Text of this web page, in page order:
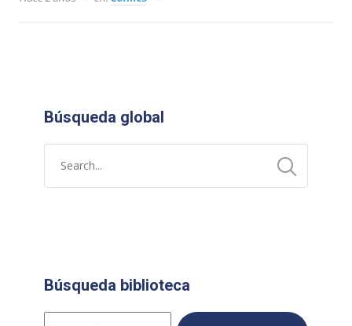
Búsqueda global
Búsqueda biblioteca